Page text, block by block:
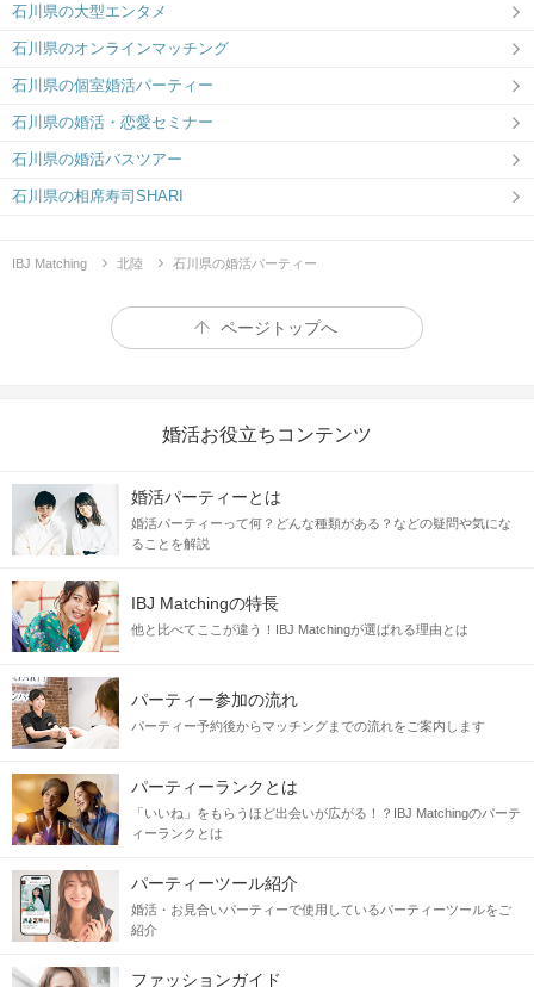
石川県の大型エンタメ
石川県のオンラインマッチング
石川県の個室婚活パーティー
石川県の婚活・恋愛セミナー
石川県の婚活バスツアー
石川県の相席寿司SHARI
IBJ Matching 北陸 石川県の婚活パーティー
ページトップへ
婚活お役立ちコンテンツ
婚活パーティーとは
婚活パーティーって何？どんな種類がある？などの疑問や気にな
ることを解説
IBJ Matchingの特長
他と比べてここが違う！IBJ Matchingが選ばれる理由とは
パーティー参加の流れ
パーティー予約後からマッチングまでの流れをご案内します
パーティーランクとは
「いいね」をもらうほど出会いが広がる！？IBJ Matchingのパーテ
ィーランクとは
パーティーツール紹介
婚活・お見合いパーティーで使用しているパーティーツールをご
紹介
ファッションガイド